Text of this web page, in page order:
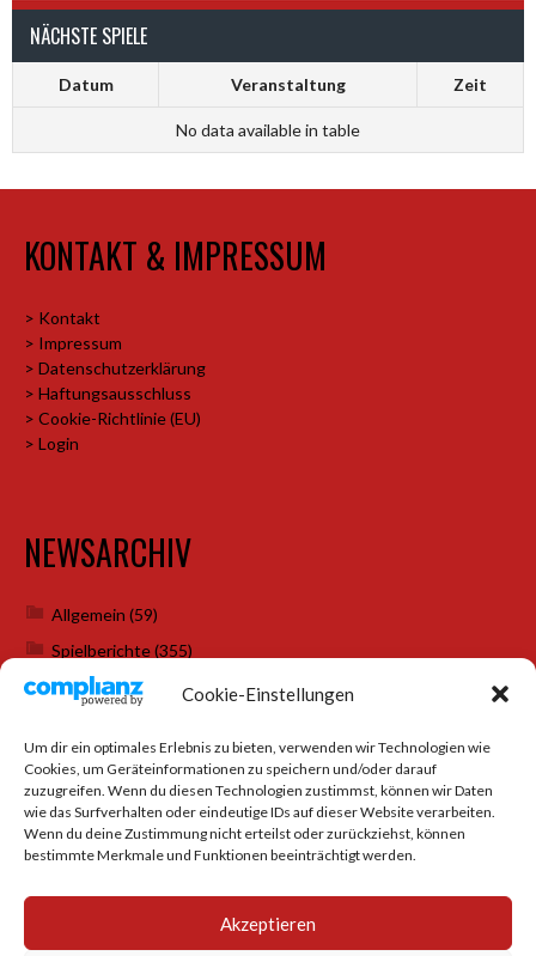
Cookie-Einstellungen
Um dir ein optimales Erlebnis zu bieten, verwenden wir Technologien wie
Cookies, um Geräteinformationen zu speichern und/oder darauf
zuzugreifen. Wenn du diesen Technologien zustimmst, können wir Daten
wie das Surfverhalten oder eindeutige IDs auf dieser Website verarbeiten.
Wenn du deine Zustimmung nicht erteilst oder zurückziehst, können
bestimmte Merkmale und Funktionen beeinträchtigt werden.
Akzeptieren
NÄCHSTE SPIELE
Datum Veranstaltung Zeit
No data available in table
KONTAKT & IMPRESSUM
> Kontakt
> Impressum
> Datenschutzerklärung
> Haftungsausschluss
> Cookie-Richtlinie (EU)
> Login
NEWSARCHIV
Allgemein (59)
Spielberichte(355)
Weihnachtsfeiern(7)
SOCIAL MEDIA